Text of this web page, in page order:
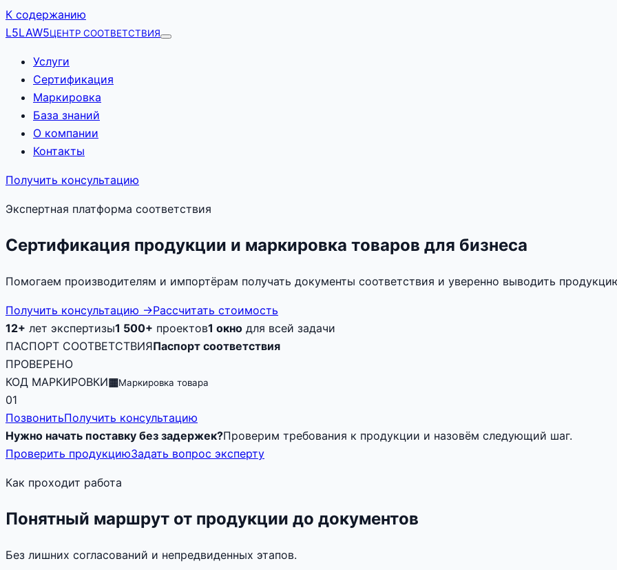
К содержанию
L5LAW5ЦЕНТР СООТВЕТСТВИЯ
Услуги
Сертификация
Маркировка
База знаний
О компании
Контакты
Получить консультацию
Экспертная платформа соответствия
Сертификация продукции и маркировка товаров для бизнеса
Помогаем производителям и импортёрам получать документы соответствия и уверенно выводить
Получить консультацию →Рассчитать стоимость
12+ лет экспертизы1 500+ проектов1 окно для всей задачи
ПАСПОРТ СООТВЕТСТВИЯПаспорт соответствия
ПРОВЕРЕНО
КОД МАРКИРОВКИ▦Маркировка товара
01
ПозвонитьПолучить консультацию
Нужно начать поставку без задержек?Проверим требования к продукции и назовём следующий шаг.
Проверить продукциюЗадать вопрос эксперту
Как проходит работа
Понятный маршрут от продукции до документов
Без лишних согласований и непредвиденных этапов.